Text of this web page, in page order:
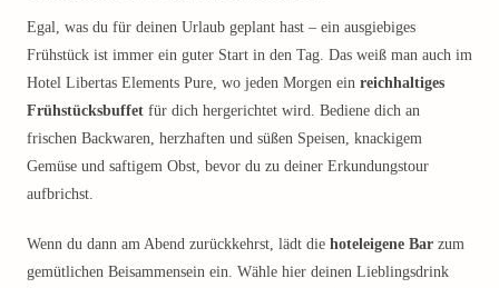
Egal, was du für deinen Urlaub geplant hast – ein ausgiebiges
Frühstück ist immer ein guter Start in den Tag. Das weiß man auch im
Hotel Libertas Elements Pure, wo jeden Morgen ein reichhaltiges
Frühstücksbuffet für dich hergerichtet wird. Bediene dich an
frischen Backwaren, herzhaften und süßen Speisen, knackigem
Gemüse und saftigem Obst, bevor du zu deiner Erkundungstour
aufbrichst.
Wenn du dann am Abend zurückkehrst, lädt die hoteleigene Bar zum
gemütlichen Beisammensein ein. Wähle hier deinen Lieblingsdrink